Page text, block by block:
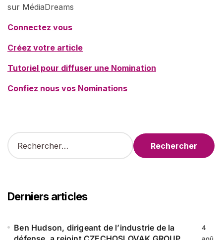
sur MédiaDreams
Connectez vous
Créez votre article
Tutoriel pour diffuser une Nomination
Confiez nous vos Nominations
R
e
r
c
e
Derniers articles
Ben Hudson, dirigeant de l’industrie de la
4